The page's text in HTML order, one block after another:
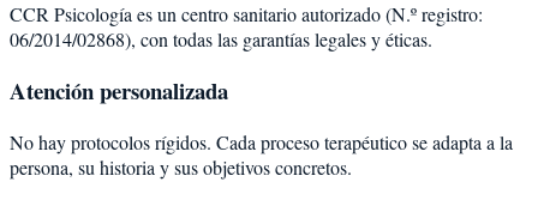
CCR Psicología es un centro sanitario autorizado (N.º registro:
06/2014/02868), con todas las garantías legales y éticas.
Atención personalizada
No hay protocolos rígidos. Cada proceso terapéutico se adapta a la
persona, su historia y sus objetivos concretos.